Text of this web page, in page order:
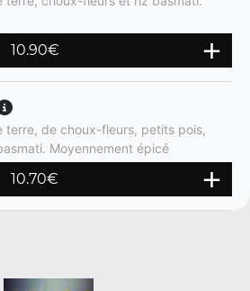
10.90€
terre, de choux-fleurs, petits pois,
Moyennement épicé
10.70€